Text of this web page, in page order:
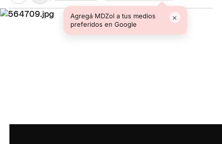
Agregá MDZol a tus medios
preferidos en Google
×